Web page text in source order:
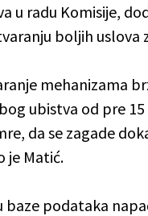
u radu Komisije,
boljih uslova
mehanizama
ubistva od pre
da se zagade
je Matić.
podataka